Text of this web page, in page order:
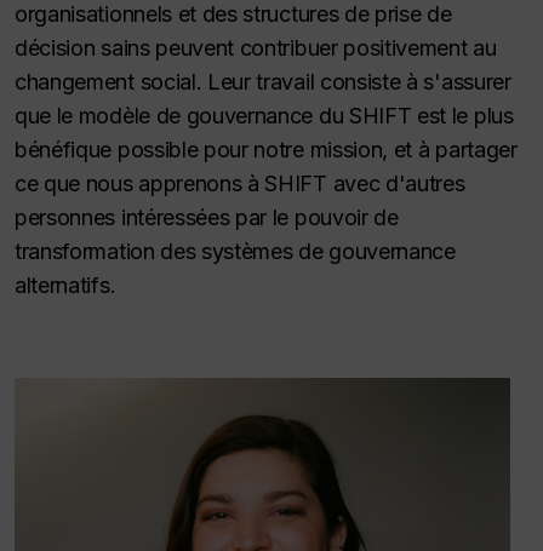
organisationnels et des structures de prise de
décision sains peuvent contribuer positivement au
changement social. Leur travail consiste à s'assurer
que le modèle de gouvernance du SHIFT est le plus
bénéfique possible pour notre mission, et à partager
ce que nous apprenons à SHIFT avec d'autres
personnes intéressées par le pouvoir de
transformation des systèmes de gouvernance
alternatifs.